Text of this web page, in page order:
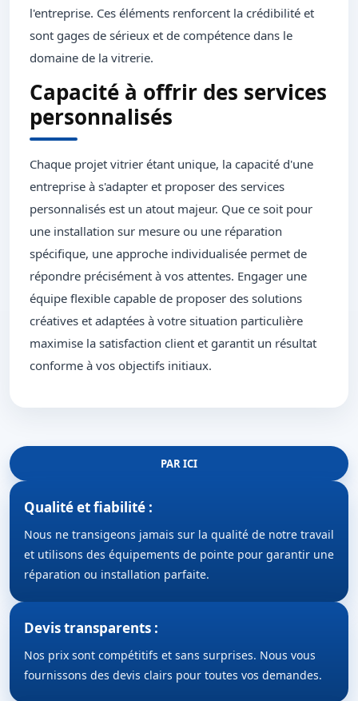
l'entreprise. Ces éléments renforcent la crédibilité et
sont gages de sérieux et de compétence dans le
domaine de la vitrerie.
Capacité à offrir des services
personnalisés
Chaque projet vitrier étant unique, la capacité d'une
entreprise à s'adapter et proposer des services
personnalisés est un atout majeur. Que ce soit pour
une installation sur mesure ou une réparation
spécifique, une approche individualisée permet de
répondre précisément à vos attentes. Engager une
équipe flexible capable de proposer des solutions
créatives et adaptées à votre situation particulière
maximise la satisfaction client et garantit un résultat
conforme à vos objectifs initiaux.
PAR ICI
Qualité et fiabilité :
Nous ne transigeons jamais sur la qualité de notre travail
et utilisons des équipements de pointe pour garantir une
réparation ou installation parfaite.
Devis transparents :
Nos prix sont compétitifs et sans surprises. Nous vous
fournissons des devis clairs pour toutes vos demandes.